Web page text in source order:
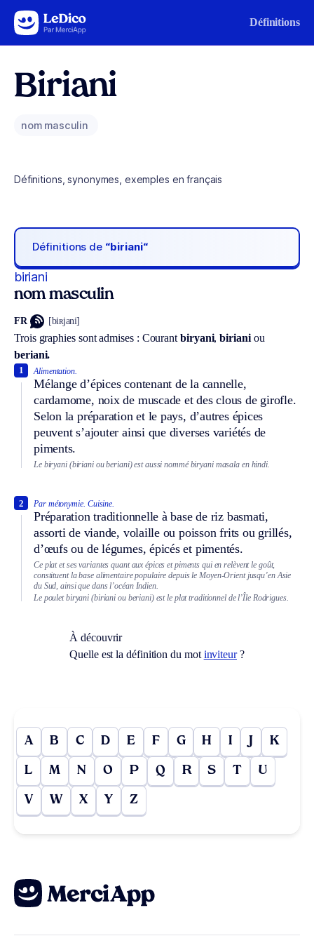
Aller au contenu Définitions
Biriani
nom masculin
Définitions, synonymes, exemples en français
Définitions de “biriani“
biriani
nom masculin
FR [biʀjani]
Trois graphies sont admises : Courant biryani,biriani ou
beriani.
Alimentation.
Mélange d’épices contenant de la cannelle,
cardamome, noix de muscade et des clous de girofle.
Selon la préparation et le pays, d’autres épices
peuvent s’ajouter ainsi que diverses variétés de
piments.
1
Le biryani (biriani ou beriani) est aussi nommé biryani masala en hindi.
Par métonymie. Cuisine.
Préparation traditionnelle à base de riz basmati,
assorti de viande, volaille ou poisson frits ou grillés,
d’œufs ou de légumes, épicés et pimentés.
2
Ce plat et ses variantes quant aux épices et piments qui en relèvent le goût,
constituent la base alimentaire populaire depuis le Moyen-Orient jusqu’en Asie
du Sud, ainsi que dans l’océan Indien.
Le poulet biryani (biriani ou beriani) est le plat traditionnel de l’Île Rodrigues.
À découvrir
Quelle est la définition du mot inviteur?
A B C D E F G H I J K
L M N O P Q R S T U
V W X Y Z